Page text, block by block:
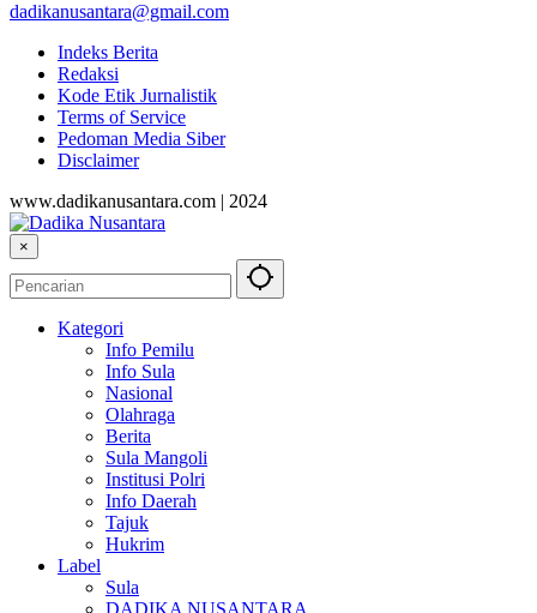
dadikanusantara@gmail.com
Indeks Berita
Redaksi
Kode Etik Jurnalistik
Terms of Service
Pedoman Media Siber
Disclaimer
www.dadikanusantara.com | 2024
×
Kategori
Info Pemilu
Info Sula
Nasional
Olahraga
Berita
Sula Mangoli
Institusi Polri
Info Daerah
Tajuk
Hukrim
Label
Sula
DADIKA NUSANTARA